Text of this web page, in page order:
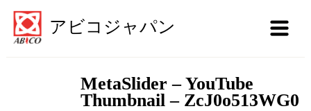
アビコジャパン
MetaSlider – YouTube
Thumbnail – ZcJ0o513WG0